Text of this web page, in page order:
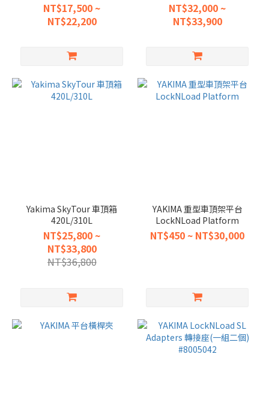
NT$17,500 ~
NT$22,200
NT$32,000 ~
NT$33,900
Yakima SkyTour 車頂箱
420L/310L
NT$25,800 ~
NT$33,800
NT$36,800
YAKIMA 重型車頂架平台
LockNLoad Platform
NT$450 ~ NT$30,000